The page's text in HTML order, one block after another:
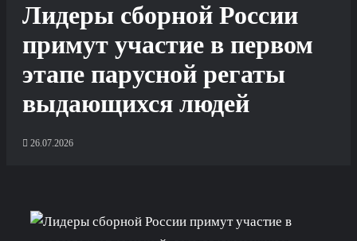
Лидеры сборной России
примут участие в первом
этапе парусной регаты
выдающихся людей
26.07.2026